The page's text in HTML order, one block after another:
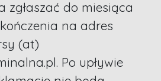
zgłaszać do miesiąca
na adres
(at)
Po upływie